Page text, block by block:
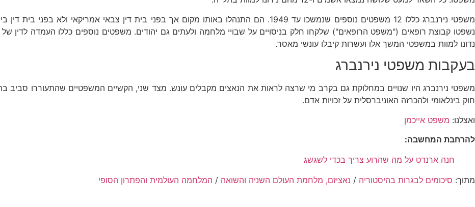
משפטי נירנברג כללו 12 משפטים נוספים שנמשכו עד 1949. הם התנהלו באותו מקום אך בפני בית דין צבאי
נדונו למוות במשפטי המשך אלו ועשרות קיבלו עונשי מאסר.
בעקבות משפטי נירנברג
משפטי נירנברג היו שנויים במחלוקת גם בקרב מי שרצה לראות את הנאצים מקבלים עונש. מצד שני, הקשיים המשפטיים שהתעוררו
חוק בינלאומי ולהכרזה האוניברסלית על זכויות אדם.
ואצלנו: משפט אייכמן
להרחבת המחשבה:
חנה ארנדט על מה שהרוע צריך בכדי לשגשג
מתוך: סיכומים לבגרות בהיסטוריה / נאציזם, מלחמת העולם השניה והשואה / המלחמה העולמית והפתרון הסופי